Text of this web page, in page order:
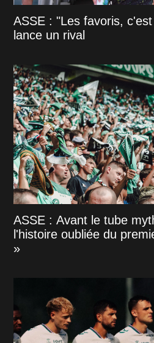
ASSE : "Les favoris,
lance un rival
ASSE : Avant le tube
l'histoire oubliée du
»